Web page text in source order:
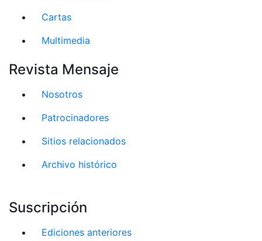
Cartas
Multimedia
Revista Mensaje
Nosotros
Patrocinadores
Sitios relacionados
Archivo histórico
Suscripción
Ediciones anteriores